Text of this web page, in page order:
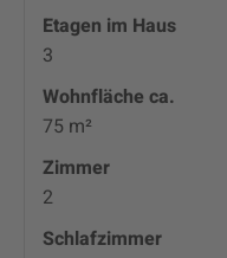
Etagen im Haus
3
Wohnfläche ca.
75 m²
Zimmer
2
Schlafzimmer